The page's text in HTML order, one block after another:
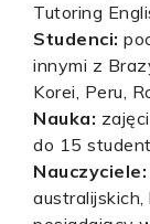
Tutoring
Studenci:
innymi z
Korei, Peru,
Nauka:
do 15
Nauczyciele: